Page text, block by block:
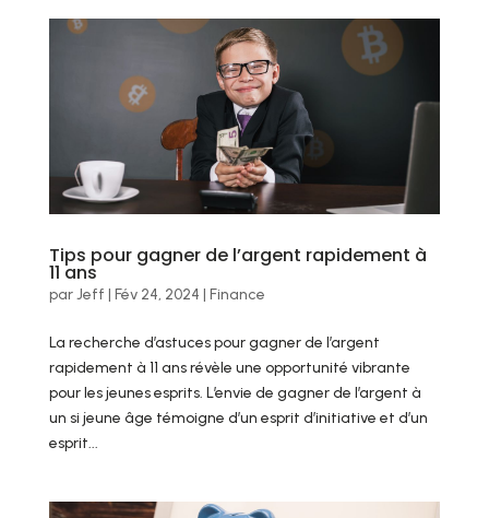
Tips pour gagner de l’argent rapidement à
11 ans
parJeff | Fév 24, 2024 | Finance
La recherche d’astuces pour gagner de l’argent
rapidement à 11 ans révèle une opportunité vibrante
pour les jeunes esprits. L’envie de gagner de l’argent à
un si jeune âge témoigne d’un esprit d’initiative et d’un
esprit...